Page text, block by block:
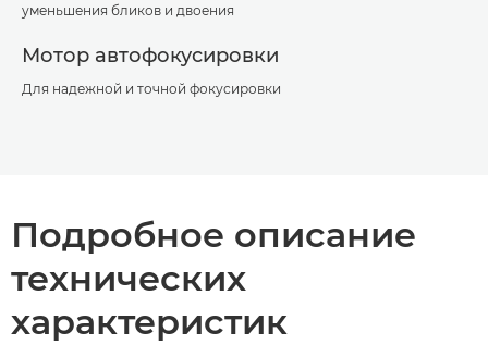
уменьшения бликов и двоения
Мотор автофокусировки
Для надежной и точной фокусировки
Подробное описание
технических
характеристик